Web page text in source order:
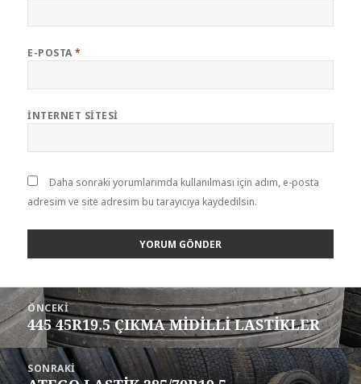
E-POSTA*
İNTERNET SITESI
Daha sonraki yorumlarımda kullanılması için adım, e-posta
adresim ve site adresim bu tarayıcıya kaydedilsin.
Yazı
gezinmesi
ÖNCEKI
Önceki
yazı:
445 45R19.5 ÇIKMA MİDİLLİ LASTİKLER
SONRAKI